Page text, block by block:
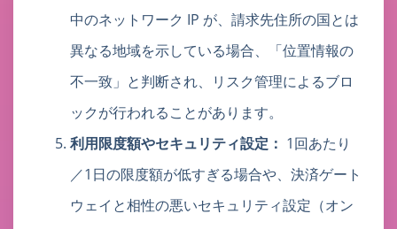
中のネットワーク IP が、請求先住所の国とは
異なる地域を示している場合、「位置情報の
不一致」と判断され、リスク管理によるブロ
ックが行われることがあります。
利用限度額やセキュリティ設定： 1回あたり
／1日の限度額が低すぎる場合や、決済ゲート
ウェイと相性の悪いセキュリティ設定（オン